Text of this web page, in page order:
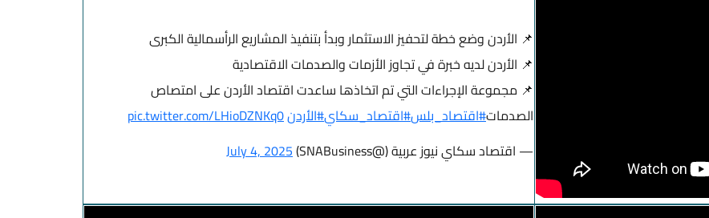
📌 الأردن وضع خطة لتحفيز الاستثمار وبدأ بتنفيذ المشاريع الرأسمالية الكبرى
📌 الأردن لديه خبرة في تجاوز الأزمات والصدمات الاقتصادية
📌 مجموعة الإجراءات التي تم اتخاذها ساعدت اقتصاد الأردن على امتصاص
الصدمات#اقتصاد_بلس#اقتصاد_سكاي#الأردنpic.twitter.com/LHioDZNKq0
— اقتصاد سكاي نيوز عربية (@SNABusiness)
July 4, 2025